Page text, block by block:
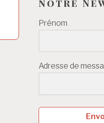
notre
Prénom
Adresse de